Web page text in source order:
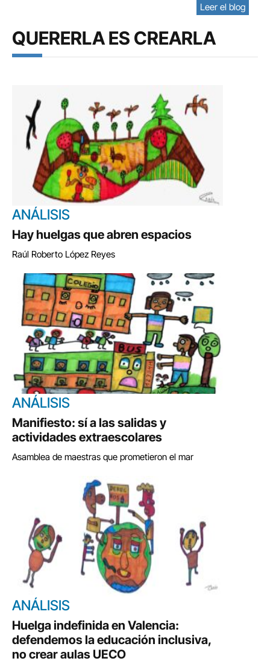
Leer el blog
QUERERLA ES CREARLA
ANÁLISIS
Hay huelgas que abren espacios
Raúl Roberto López Reyes
ANÁLISIS
Manifiesto: sí a las salidas y
actividades extraescolares
Asamblea de maestras que prometieron el mar
ANÁLISIS
Huelga indefinida en Valencia:
defendemos la educación inclusiva,
no crear aulas UECO